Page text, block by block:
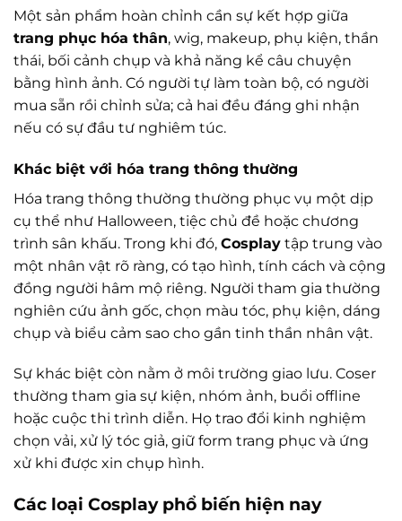
Một sản phẩm hoàn chỉnh cần sự kết hợp giữa
trang phục hóa thân, wig, makeup, phụ kiện, thần
thái, bối cảnh chụp và khả năng kể câu chuyện
bằng hình ảnh. Có người tự làm toàn bộ, có người
mua sẵn rồi chỉnh sửa; cả hai đều đáng ghi nhận
nếu có sự đầu tư nghiêm túc.
Khác biệt với hóa trang thông thường
Hóa trang thông thường thường phục vụ một dịp
cụ thể như Halloween, tiệc chủ đề hoặc chương
trình sân khấu. Trong khi đó, Cosplay tập trung vào
một nhân vật rõ ràng, có tạo hình, tính cách và cộng
đồng người hâm mộ riêng. Người tham gia thường
nghiên cứu ảnh gốc, chọn màu tóc, phụ kiện, dáng
chụp và biểu cảm sao cho gần tinh thần nhân vật.
Sự khác biệt còn nằm ở môi trường giao lưu. Coser
thường tham gia sự kiện, nhóm ảnh, buổi offline
hoặc cuộc thi trình diễn. Họ trao đổi kinh nghiệm
chọn vải, xử lý tóc giả, giữ form trang phục và ứng
xử khi được xin chụp hình.
Các loại Cosplayphổ biến hiện nay